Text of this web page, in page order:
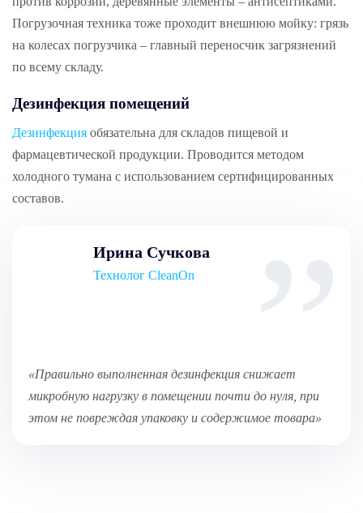
Погрузочная техника тоже проходит внешнюю мойку: грязь
на колесах погрузчика – главный переносчик загрязнений
по всему складу.
Дезинфекция помещений
Дезинфекция обязательна для складов пищевой и
фармацевтической продукции. Проводится методом
холодного тумана с использованием сертифицированных
составов.
Ирина Сучкова
Технолог CleanOn
«Правильно выполненная дезинфекция снижает
микробную нагрузку в помещении почти до нуля, при
этом не повреждая упаковку и содержимое товара»